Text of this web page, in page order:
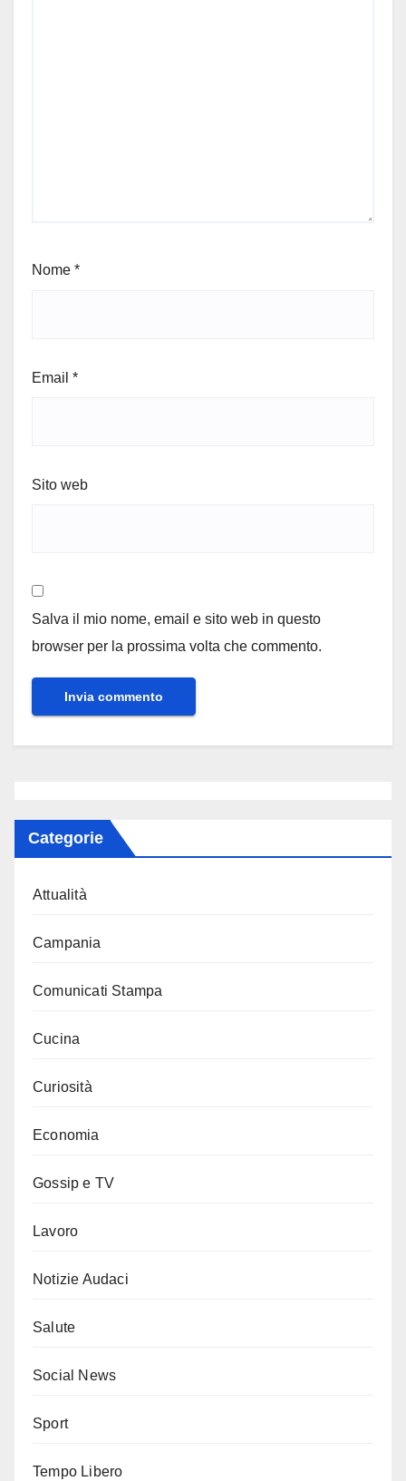
Nome *
Email *
Sito web
Salva il mio nome, email e sito web in questo
browser per la prossima volta che commento.
Categorie
Attualità
Campania
Comunicati Stampa
Cucina
Curiosità
Economia
Gossip e TV
Lavoro
Notizie Audaci
Salute
Social News
Sport
Tempo Libero